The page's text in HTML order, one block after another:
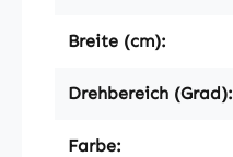
Breite (cm):
Drehbereich (Grad):
Farbe: